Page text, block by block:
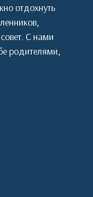
отдохнуть
С нами
родителями,